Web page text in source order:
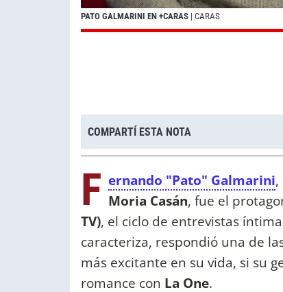
PATO GALMARINI EN +CARAS | CARAS
COMPARTÍ ESTA NOTA
F ernando "Pato" Galmarini
Moria Casán, fue el
TV), el ciclo de entrevistas
caracteriza, respondió una de
más excitante en su vida, si su
romance con La One.